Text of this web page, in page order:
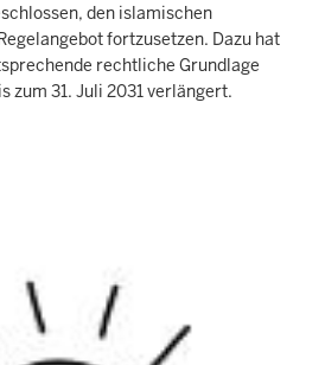
den islamischen
fortzusetzen. Dazu hat
rechtliche Grundlage
zum 31. Juli 2031 verlängert.